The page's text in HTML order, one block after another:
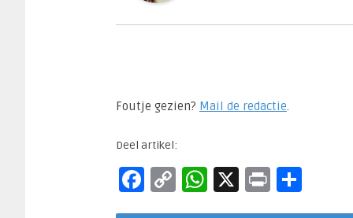
Foutje gezien? Mail de redactie.​
Deel artikel:
Facebook
CopyWhatsApp
X Print